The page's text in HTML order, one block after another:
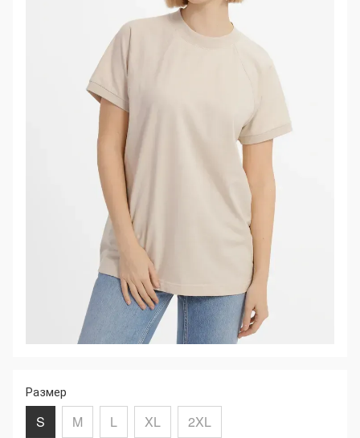
Размер
S M L XL 2XL